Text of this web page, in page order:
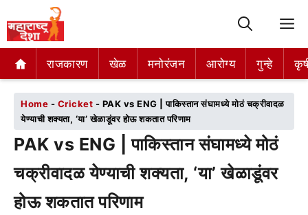
राजकारण खेळ मनोरंजन आरोग्य गुन्हे
राजकारण खेळ मनोरंजन आरोग्य गुन्हे
Home - Cricket - PAK vs ENG | पाकिस्तान संघामध्ये मोठं चक्रीवादळ
येण्याची शक्यता, ‘या’ खेळाडूंवर होऊ शकतात परिणाम
PAK vs ENG | पाकिस्तान संघामध्ये मोठं
चक्रीवादळ येण्याची शक्यता, ‘या’ खेळाडूंवर
होऊ शकतात परिणाम